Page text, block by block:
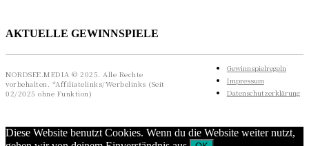
AKTUELLE GEWINNSPIELE
NORDSEE.MEDIA © 2025. Alle Rechte
vorbehalten. *Affiliatelinks/Werbelinks (Seit
02/2025 ohne Funktion)
Gewinnspielregeln
Impressum
Datenschutzerklärung
Diese Website benutzt Cookies. Wenn du die Website weiter nutzt,